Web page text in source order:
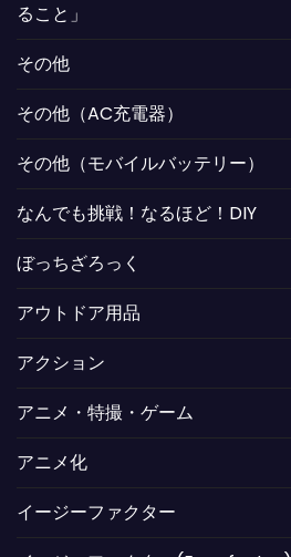
ること」
その他
その他（AC充電器）
その他（モバイルバッテリー）
なんでも挑戦！なるほど！DIY
ぼっちざろっく
アウトドア用品
アクション
アニメ・特撮・ゲーム
アニメ化
イージーファクター